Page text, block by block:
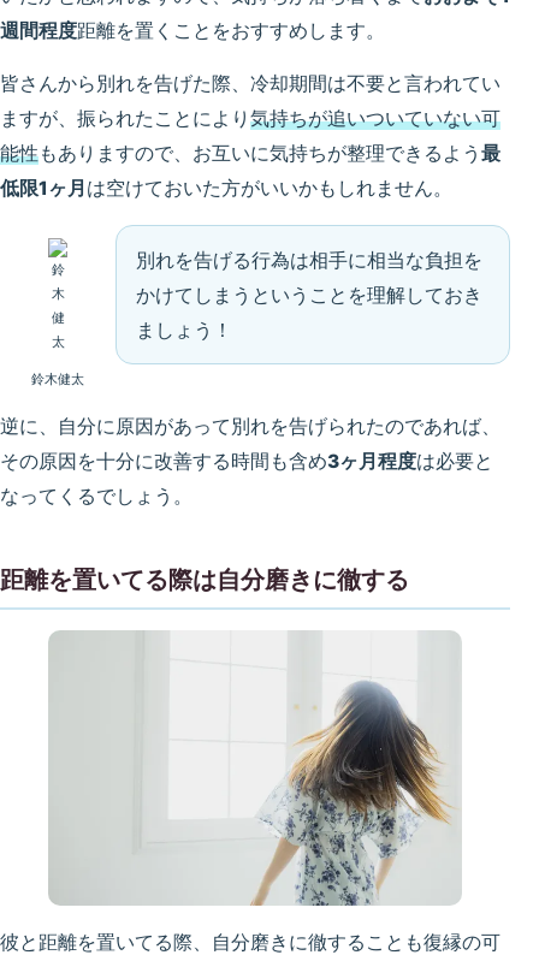
週間程度距離を置くことをおすすめします。
皆さんから別れを告げた際、冷却期間は不要と言われてい
ますが、振られたことにより 気持ちが追いついていない可
能性もありますので、お互いに気持ちが整理できるよう 最
低限1ヶ月 は空けておいた方がいいかもしれません。
鈴木健太
別れを告げる行為は相手に相当な負担を
かけてしまうということを理解しておき
ましょう！
逆に、自分に原因があって別れを告げられたのであれば、
その原因を十分に改善する時間も含め3ヶ月程度は必要と
なってくるでしょう。
距離を置いてる際は自分磨きに徹する
彼と距離を置いてる際、自分磨きに徹することも復縁の可